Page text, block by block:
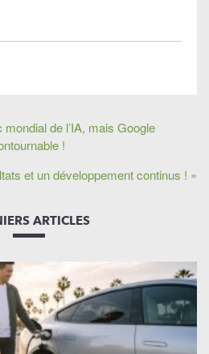
de l’IA, mais Google
!
et un développement continus ! »
ARTICLES